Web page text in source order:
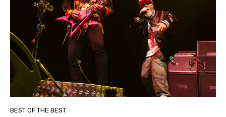
BEST OF THE BEST